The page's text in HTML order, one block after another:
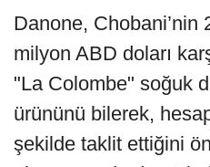
Danone, Chobani’nin
milyon ABD doları
"La Colombe" soğuk
ürününü bilerek,
şekilde taklit ettiğini